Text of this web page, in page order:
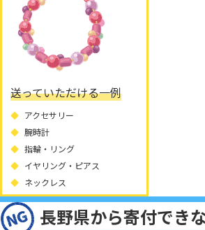
送っていただける一例
アクセサリー
腕時計
指輪・リング
イヤリング・ピアス
ネックレス
長野県から寄付でき